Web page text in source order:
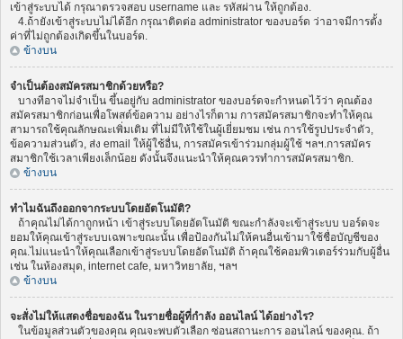
เข้าสู่ระบบได้ กรุณาตรวจสอบ username และ รหัสผ่าน ให้ถูกต้อง.
4.ถ้ายังเข้าสู่ระบบไม่ได้อีก กรุณาติดต่อ administrator ของบอร์ด ว่าอาจมีการตั้ง
ค่าที่ไม่ถูกต้องเกิดขึ้นในบอร์ด.
ข้างบน
จำเป็นต้องสมัครสมาชิกด้วยหรือ?
บางทีอาจไม่จำเป็น ขึ้นอยู่กับ administrator ของบอร์ดจะกำหนดไว้ว่า คุณต้อง
สมัครสมาชิกก่อนเพื่อโพสต์ข้อความ อย่างไรก็ตาม การสมัครสมาชิกจะทำให้คุณ
สามารถใช้คุณลักษณะเพิ่มเติม ที่ไม่มีให้ใช้ในผู้เยี่ยมชม เช่น การใช้รูปประจำตัว,
ข้อความส่วนตัว, ส่ง email ให้ผู้ใช้อื่น, การสมัครเข้าร่วมกลุ่มผู้ใช้ ฯลฯ.การสมัคร
สมาชิกใช้เวลาเพียงเล็กน้อย ดังนั้นจึงแนะนำให้คุณควรทำการสมัครสมาชิก.
ข้างบน
ทำไมฉันถึงออกจากระบบโดยอัตโนมัติ?
ถ้าคุณไม่ได้กาถูกหน้า เข้าสู่ระบบโดยอัตโนมัติ ขณะกำลังจะเข้าสู่ระบบ บอร์ดจะ
ยอมให้คุณเข้าสู่ระบบเฉพาะขณะนั้น เพื่อป้องกันไม่ให้คนอื่นเข้ามาใช้ชื่อบัญชีของ
คุณ.ไม่แนะนำให้คุณเลือกเข้าสู่ระบบโดยอัตโนมัติ ถ้าคุณใช้คอมพิวเตอร์ร่วมกับผู้อื่น
เช่น ในห้องสมุด, internet cafe, มหาวิทยาลัย, ฯลฯ
ข้างบน
จะสั่งไม่ให้แสดงชื่อของฉัน ในรายชื่อผู้ที่กำลัง ออนไลน์ ได้อย่างไร?
ในข้อมูลส่วนตัวของคุณ คุณจะพบตัวเลือก ซ่อนสถานะการ ออนไลน์ ของคุณ. ถ้า